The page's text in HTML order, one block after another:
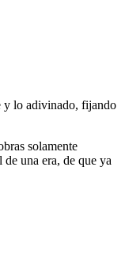
y lo adivinado, fijando
solamente
una era, de que ya